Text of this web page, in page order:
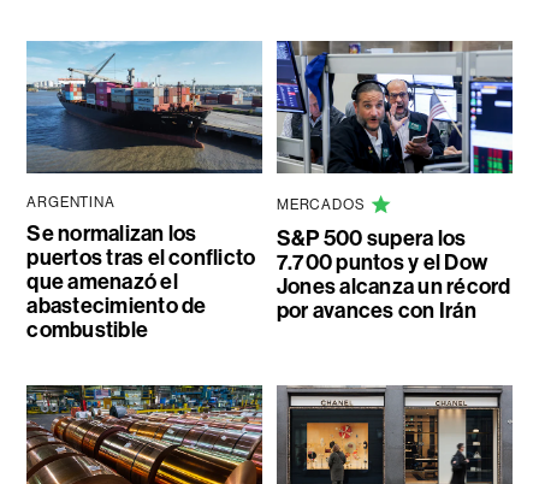
ARGENTINA
Se normalizan los
puertos tras el conflicto
que amenazó el
abastecimiento de
combustible
MERCADOS
S&P 500 supera los
7.700 puntos y el Dow
Jones alcanza un récord
por avances con Irán